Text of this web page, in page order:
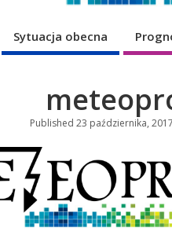
Sytuacja obecna
Published 23 października, 2017